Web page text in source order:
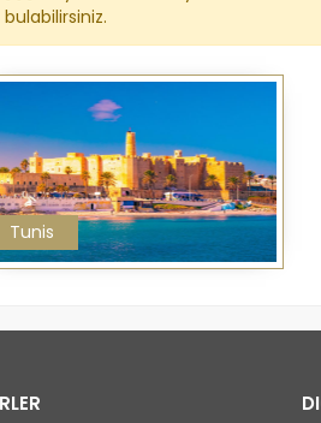
bulabilirsiniz.
Tunis